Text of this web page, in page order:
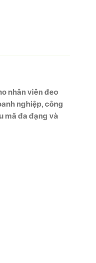
nhân viên đeo
nghiệp, công
mã đa đạng và